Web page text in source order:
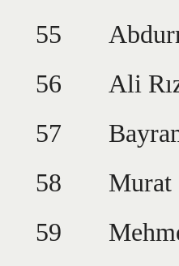
55
56
Ali
57
58
Murat
59